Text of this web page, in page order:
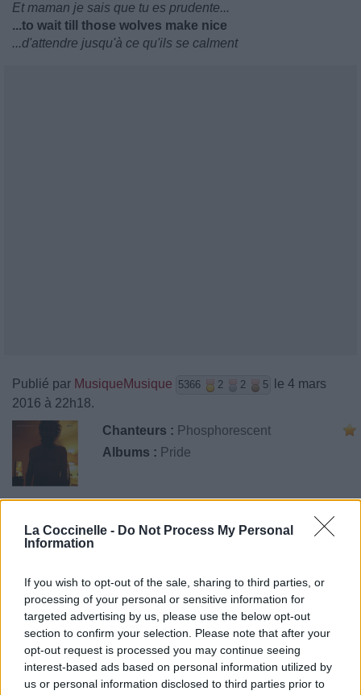
La Coccinelle - Do Not Process My Personal
Information
If you wish to opt-out of the sale, sharing to third parties, or
processing of your personal or sensitive information for
targeted advertising by us, please use the below opt-out
section to confirm your selection. Please note that after your
opt-out request is processed you may continue seeing
interest-based ads based on personal information utilized by
us or personal information disclosed to third parties prior to
Et maman je sais que tu es prudente...
...to wait till those wolves make nice
...d'attendre jusqu'à ce qu'ils se calment
Publié par MusiqueMusique 5366 2 2 5
le 4 mars
2016 à 22h18.
Chanteurs : Phosphorescent
Albums : Pride
⇑
Paroles + Traduction Téléchargement
Vidéos
Pour prolonger le plaisir musical :
Vous aimez chanter, apprenez la guitare chez
Télécharger légalement les MP3 sur